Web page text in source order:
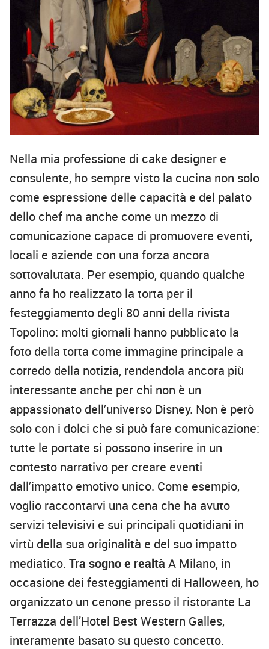
Nella mia professione di cake designer e
consulente, ho sempre visto la cucina non solo
come espressione delle capacità e del palato
dello chef ma anche come un mezzo di
comunicazione capace di promuovere eventi,
locali e aziende con una forza ancora
sottovalutata. Per esempio, quando qualche
anno fa ho realizzato la torta per il
festeggiamento degli 80 anni della rivista
Topolino: molti giornali hanno pubblicato la
foto della torta come immagine principale a
corredo della notizia, rendendola ancora più
interessante anche per chi non è un
appassionato dell’universo Disney. Non è però
solo con i dolci che si può fare comunicazione:
tutte le portate si possono inserire in un
contesto narrativo per creare eventi
dall’impatto emotivo unico. Come esempio,
voglio raccontarvi una cena che ha avuto
servizi televisivi e sui principali quotidiani in
virtù della sua originalità e del suo impatto
mediatico. Tra sogno e realtà A Milano, in
occasione dei festeggiamenti di Halloween, ho
organizzato un cenone presso il ristorante La
Terrazza dell’Hotel Best Western Galles,
interamente basato su questo concetto.